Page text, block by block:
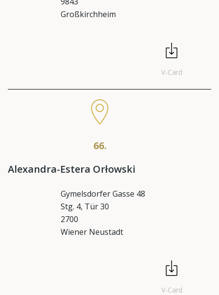
Großkirchheim
V-Card
66.
Alexandra-Estera Orłowski
Gymelsdorfer Gasse 48
Stg. 4, Tür 30
2700
Wiener Neustadt
V-Card